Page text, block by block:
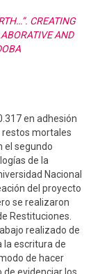
CREATING
AND
en adhesión
restos mortales
el segundo
de la
Nacional
del proyecto
se realizaron
Restituciones.
realizado de
la escritura de
de hacer